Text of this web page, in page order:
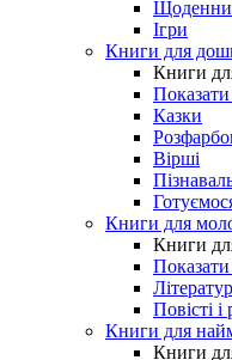
Ігри
Книги для
Книги
Показати
Казки
Вірші
Книги для
Книги
Показати
Повісті і
Книги для
Книги